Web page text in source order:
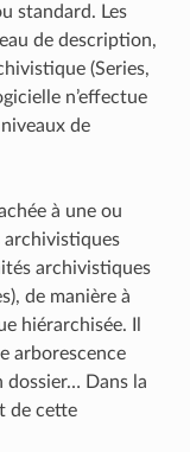
standard. Les
de description,
(Series,
n’effectue
de
à une ou
archivistiques
archivistiques
de manière à
hiérarchisée. Il
arborescence
dossier… Dans la
de cette